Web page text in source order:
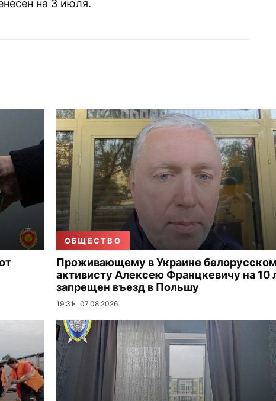
на 3 июля.
ОБЩЕСТВО
Проживающему в Украине
активисту Алексею Францкевичу на 10
запрещен въезд в Польшу
19:31 07.08.2026